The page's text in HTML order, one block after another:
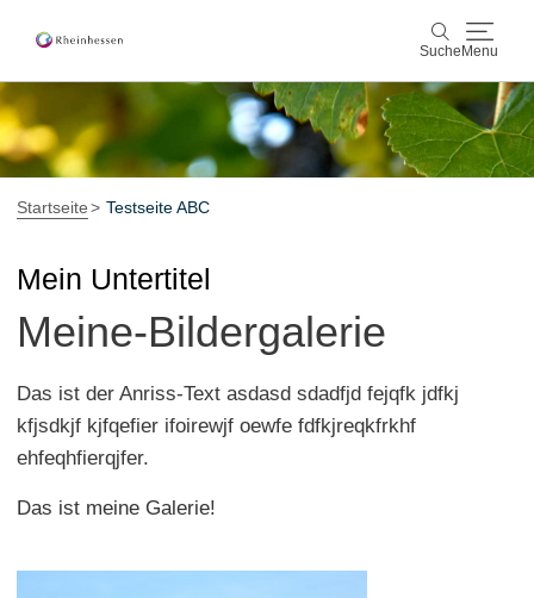
Suche Menu
Suche
Wein & Genuss
Aktiv & Natur
Veranstaltungen
ShopRheinhessen-Blog Karte
Startseite Testseite ABC
Mein Untertitel
Meine-Bildergalerie
Das ist der Anriss-Text asdasd sdadfjd fejqfk jdfkj
kfjsdkjf kjfqefier ifoirewjf oewfe fdfkjreqkfrkhf
ehfeqhfierqjfer.
Das ist meine Galerie!